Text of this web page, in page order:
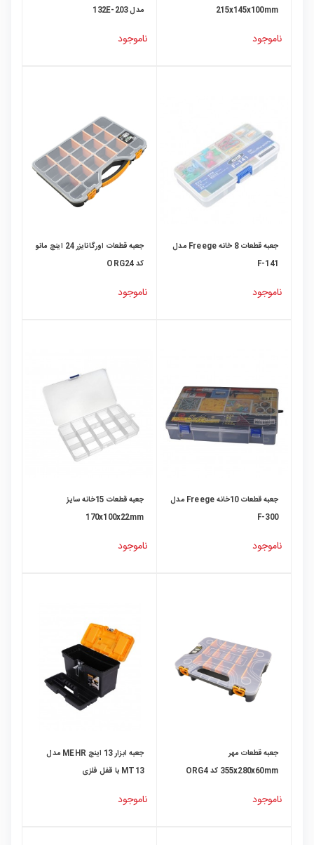
215x145x100mm
ناموجود
مدل 203-132E
ناموجود
جعبه قطعات 8 خانه Freege مدل
F-141
ناموجود
جعبه قطعات اورگانایزر 24 اینچ مانو
کد ORG24
ناموجود
جعبه قطعات 10خانه Freege مدل
F-300
ناموجود
جعبه قطعات 15خانه سایز
170x100x22mm
ناموجود
جعبه قطعات مهر
355x280x60mm کد ORG4
ناموجود
جعبه ابزار 13 اینچ MEHR مدل
MT13 با قفل فلزی
ناموجود